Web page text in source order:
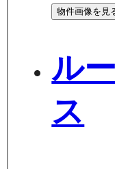
物件画像を見
ル
ス